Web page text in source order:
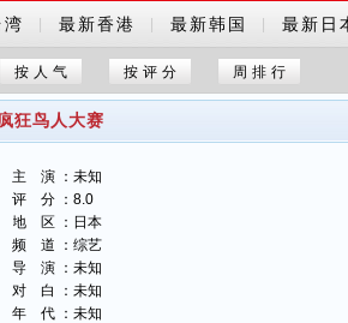
最新香港 最新韩国 最新日
按人气 按评分 周排行
狂鸟人大赛
主 演 ：未知
评 分 ：8.0
地 区 ：日本
频 道 ：综艺
导 演 ：未知
对 白 ：未知
年 代 ：未知